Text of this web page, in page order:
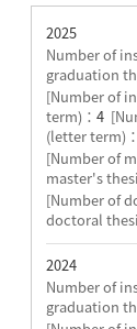
2025
Number of
graduation
[Number of
term)： 4
(letter term)：
[Number of
master's
[Number of
doctoral
2024
Number of
graduation